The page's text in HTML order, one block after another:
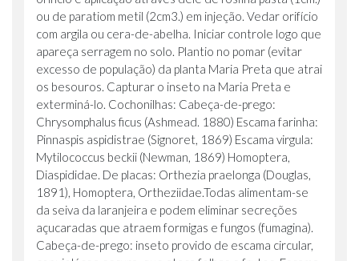
ou de paratiom metil (2cm3.) em injeção. Vedar orifício
com argila ou cera-de-abelha. Iniciar controle logo que
apareça serragem no solo. Plantio no pomar (evitar
excesso de população) da planta Maria Preta que atrai
os besouros. Capturar o inseto na Maria Preta e
exterminá-lo. Cochonilhas: Cabeça-de-prego:
Chrysomphalus ficus (Ashmead. 1880) Escama farinha:
Pinnaspis aspidistrae (Signoret, 1869) Escama virgula:
Mytilococcus beckii (Newman, 1869) Homoptera,
Diaspididae. De placas: Orthezia praelonga (Douglas,
1891), Homoptera, Ortheziidae.Todas alimentam-se
da seiva da laranjeira e podem eliminar secreções
açucaradas que atraem formigas e fungos (fumagina).
Cabeça-de-prego: inseto provido de escama circular,